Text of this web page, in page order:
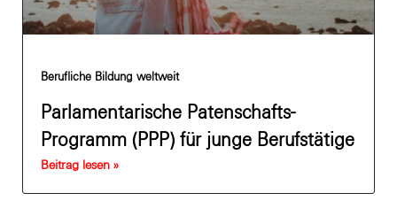
Berufliche Bildung weltweit
Parlamentarische Patenschafts-
Programm (PPP) für junge Berufstätige
Beitrag lesen »